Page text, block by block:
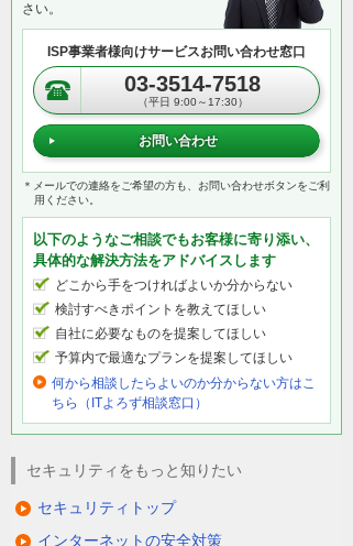
さい。
ISP事業者様向けサービスお問い合わせ窓口
03-3514-7518
（平日 9:00～17:30）
お問い合わせ
＊メールでの連絡をご希望の方も、お問い合わせボタンをご利
用ください。
以下のようなご相談でもお客様に寄り添い、
具体的な解決方法をアドバイスします
どこから手をつければよいか分からない
検討すべきポイントを教えてほしい
自社に必要なものを提案してほしい
予算内で最適なプランを提案してほしい
何から相談したらよいのか分からない方はこ
ちら（ITよろず相談窓口）
セキュリティをもっと知りたい
セキュリティトップ
インターネットの安全対策